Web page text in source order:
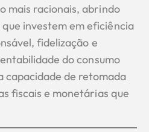
mais racionais, abrindo
investem em eficiência
fidelização e
do consumo
capacidade de retomada
fiscais e monetárias que